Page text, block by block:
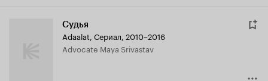
Судья
Adaalat, Сериал, 2010–2016
Advocate Maya Srivastav